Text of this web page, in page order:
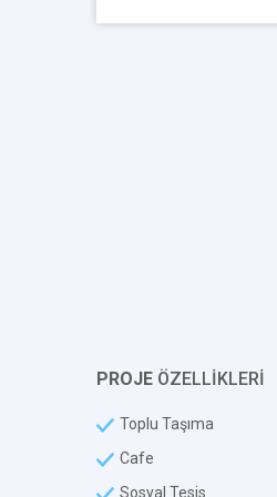
PROJE ÖZELLİKLERİ
Toplu Taşıma
Cafe
Sosyal Tesis